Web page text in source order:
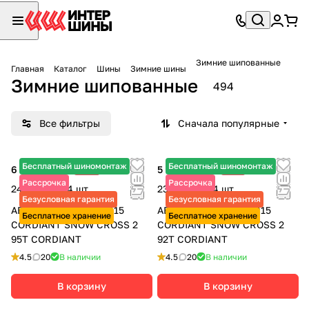
Главная Каталог Шины Зимние шины
Зимние шипованные
Зимние шипованные 494
Все фильтры Сначала популярные
Бесплатный шиномонтаж
Рассрочка
Безусловная гарантия
Бесплатное хранение
6 130 ₽6 520 ₽ -6%
24 520 ₽ за 4 шт.
АВТОШИНЫ 195/65 R15
CORDIANT SNOW CROSS 2
95T CORDIANT
4.5 20 В наличии
В корзину
Бесплатный шиномонтаж
Рассрочка
Безусловная гарантия
Бесплатное хранение
5 805 ₽6 240 ₽ -7%
23 220 ₽ за 4 шт.
АВТОШИНЫ 185/65 R15
CORDIANT SNOW CROSS 2
92T CORDIANT
4.5 20 В наличии
В корзину